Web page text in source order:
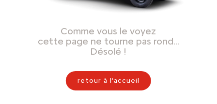
Comme vous le voyez
cette page ne tourne pas rond…
Désolé !
retour à l'accueil